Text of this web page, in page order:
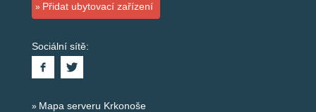
Přidat ubytovací zařízení
Sociální sítě:
Mapa serveru Krkonoše